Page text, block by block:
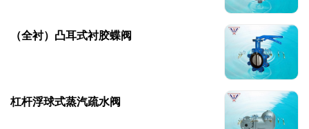
（全衬）凸耳式衬胶蝶阀
杠杆浮球式蒸汽疏水阀